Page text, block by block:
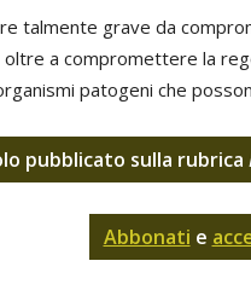
talmente grave da
a compromettere la
patogeni che
pubblicato sulla rubrica
Abbonati e